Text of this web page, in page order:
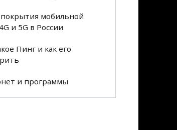
мобильной
и 5G в России
Пинг и как его
и программы